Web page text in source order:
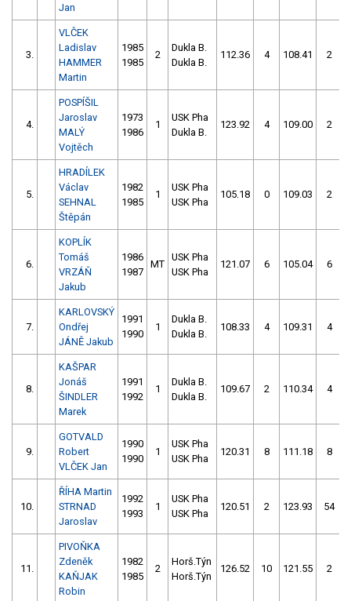
Jan
3.
VLČEK
Ladislav
HAMMER
Martin
1985
1985
2
Dukla B.
Dukla B.
112.36 4 108.41 2
4.
POSPÍŠIL
Jaroslav
MALÝ
Vojtěch
1973
1986
1
USK Pha
Dukla B.
123.92 4 109.00 2
5.
HRADÍLEK
Václav
SEHNAL
Štěpán
1982
1985
1
USK Pha
USK Pha
105.18 0 109.03 2
6.
KOPLÍK
Tomáš
VRZÁŇ
Jakub
1986
1987
MT
USK Pha
USK Pha
121.07 6 105.04 6
7.
KARLOVSKÝ
Ondřej
JÁNĚ Jakub
1991
1990
1
Dukla B.
Dukla B.
108.33 4 109.31 4
8.
KAŠPAR
Jonáš
ŠINDLER
Marek
1991
1992
1
Dukla B.
Dukla B.
109.67 2 110.34 4
9.
GOTVALD
Robert
VLČEK Jan
1990
1990
1
USK Pha
USK Pha
120.31 8 111.18 8
10.
ŘÍHA Martin
STRNAD
Jaroslav
1992
1993
1
USK Pha
USK Pha
120.51 2 123.93 54
11.
PIVOŇKA
Zdeněk
KAŇJAK
Robin
1982
1985
2
Horš.Týn
Horš.Týn
126.52 10 121.55 2